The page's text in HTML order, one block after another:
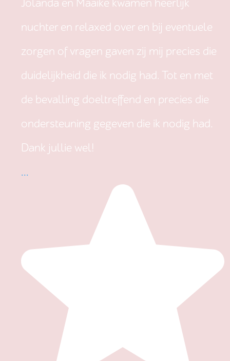
Jolanda en Maaike kwamen heerlijk
nuchter en relaxed over en bij eventuele
zorgen of vragen gaven zij mij precies die
duidelijkheid die ik nodig had. Tot en met
de bevalling doeltreffend en precies die
ondersteuning gegeven die ik nodig had.
Dank jullie wel!
...